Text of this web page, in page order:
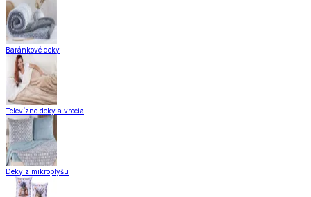
Baránkové deky
Televízne deky a vrecia
Deky z mikroplyšu